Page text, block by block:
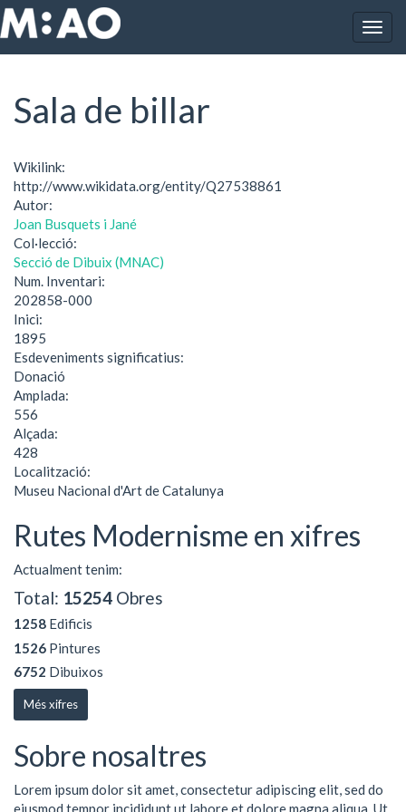
Vés al contingut
Inici Sala de billar
Sala de billar
Wikilink:
http://www.wikidata.org/entity/Q27538861
Autor:
Joan Busquets i Jané
Col·lecció:
Secció de Dibuix (MNAC)
Num. Inventari:
202858-000
Inici:
1895
Esdeveniments significatius:
Donació
Amplada:
556
Alçada:
428
Localització:
Museu Nacional d'Art de Catalunya
Rutes Modernisme en xifres
Actualment tenim:
Total: 15254 Obres
1258 Edificis
1526 Pintures
6752 Dibuixos
Més xifres
Sobre nosaltres
Lorem ipsum dolor sit amet, consectetur adipiscing elit, sed do
eiusmod tempor incididunt ut labore et dolore magna aliqua. Ut